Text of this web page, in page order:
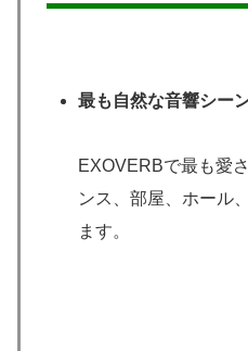
最も自然な音響シー
EXOVERBで最も愛
ンス、部屋、ホール
ます。